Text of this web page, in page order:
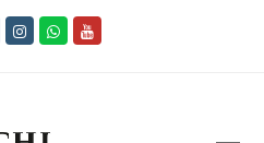
FacebookInstagramWhatsapp